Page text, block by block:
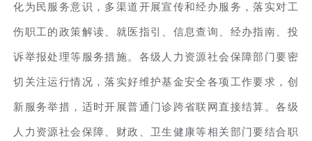
化为民服务意识，多渠道开展宣传和经办服务，落实对工
伤职工的政策解读、就医指引、信息查询、经办指南、投
诉举报处理等服务措施。各级人力资源社会保障部门要密
切关注运行情况，落实好维护基金安全各项工作要求，创
新服务举措，适时开展普通门诊跨省联网直接结算。各级
人力资源社会保障、财政、卫生健康等相关部门要结合职